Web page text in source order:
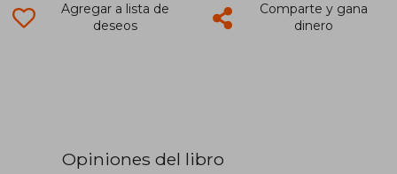
Agregar a lista de
deseos
Comparte y gana
dinero
Opiniones del libro